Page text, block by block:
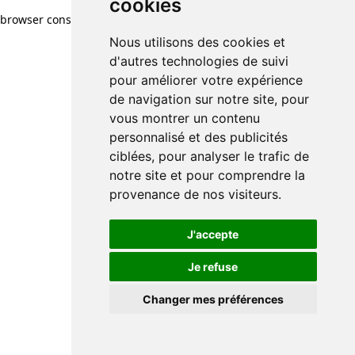
cookies
Nous utilisons des cookies et
d'autres technologies de suivi
pour améliorer votre expérience
de navigation sur notre site, pour
vous montrer un contenu
personnalisé et des publicités
ciblées, pour analyser le trafic de
notre site et pour comprendre la
provenance de nos visiteurs.
J'accepte
Je refuse
Changer mes préférences
browser console for more information)